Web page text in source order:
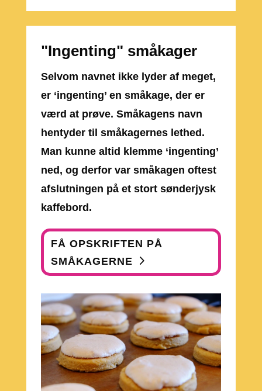
"Ingenting" småkager
Selvom navnet ikke lyder af meget,
er ‘ingenting’ en småkage, der er
værd at prøve. Småkagens navn
hentyder til småkagernes lethed.
Man kunne altid klemme ‘ingenting’
ned, og derfor var småkagen oftest
afslutningen på et stort sønderjysk
kaffebord.
FÅ OPSKRIFTEN PÅ
SMÅKAGERNE